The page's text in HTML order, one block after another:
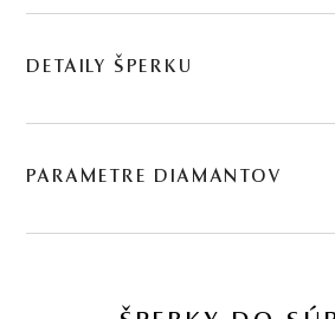
DETAILY ŠPERKU
použili prírodné materiály: biele zlato,
PARAMETRE DIAMANTOV